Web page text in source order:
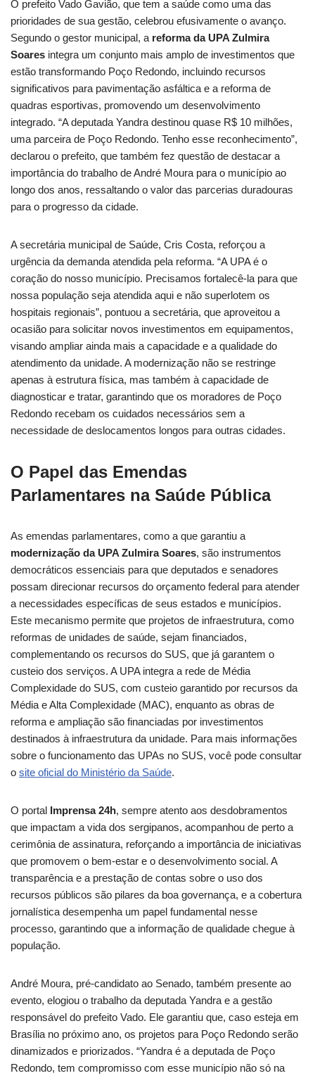
O prefeito Vado Gavião, que tem a saúde como uma das
prioridades de sua gestão, celebrou efusivamente o avanço.
Segundo o gestor municipal, a reforma da UPA Zulmira
Soares integra um conjunto mais amplo de investimentos que
estão transformando Poço Redondo, incluindo recursos
significativos para pavimentação asfáltica e a reforma de
quadras esportivas, promovendo um desenvolvimento
integrado. “A deputada Yandra destinou quase R$ 10 milhões,
uma parceira de Poço Redondo. Tenho esse reconhecimento”,
declarou o prefeito, que também fez questão de destacar a
importância do trabalho de André Moura para o município ao
longo dos anos, ressaltando o valor das parcerias duradouras
para o progresso da cidade.
A secretária municipal de Saúde, Cris Costa, reforçou a
urgência da demanda atendida pela reforma. “A UPA é o
coração do nosso município. Precisamos fortalecê-la para que
nossa população seja atendida aqui e não superlotem os
hospitais regionais”, pontuou a secretária, que aproveitou a
ocasião para solicitar novos investimentos em equipamentos,
visando ampliar ainda mais a capacidade e a qualidade do
atendimento da unidade. A modernização não se restringe
apenas à estrutura física, mas também à capacidade de
diagnosticar e tratar, garantindo que os moradores de Poço
Redondo recebam os cuidados necessários sem a
necessidade de deslocamentos longos para outras cidades.
O Papel das Emendas
Parlamentares na Saúde Pública
As emendas parlamentares, como a que garantiu a
modernização da UPA Zulmira Soares, são instrumentos
democráticos essenciais para que deputados e senadores
possam direcionar recursos do orçamento federal para atender
a necessidades específicas de seus estados e municípios.
Este mecanismo permite que projetos de infraestrutura, como
reformas de unidades de saúde, sejam financiados,
complementando os recursos do SUS, que já garantem o
custeio dos serviços. A UPA integra a rede de Média
Complexidade do SUS, com custeio garantido por recursos da
Média e Alta Complexidade (MAC), enquanto as obras de
reforma e ampliação são financiadas por investimentos
destinados à infraestrutura da unidade. Para mais informações
sobre o funcionamento das UPAs no SUS, você pode consultar
o site oficial do Ministério da Saúde.
O portal Imprensa 24h, sempre atento aos desdobramentos
que impactam a vida dos sergipanos, acompanhou de perto a
cerimônia de assinatura, reforçando a importância de iniciativas
que promovem o bem-estar e o desenvolvimento social. A
transparência e a prestação de contas sobre o uso dos
recursos públicos são pilares da boa governança, e a cobertura
jornalística desempenha um papel fundamental nesse
processo, garantindo que a informação de qualidade chegue à
população.
André Moura, pré-candidato ao Senado, também presente ao
evento, elogiou o trabalho da deputada Yandra e a gestão
responsável do prefeito Vado. Ele garantiu que, caso esteja em
Brasília no próximo ano, os projetos para Poço Redondo serão
dinamizados e priorizados. “Yandra é a deputada de Poço
Redondo, tem compromisso com esse município não só na